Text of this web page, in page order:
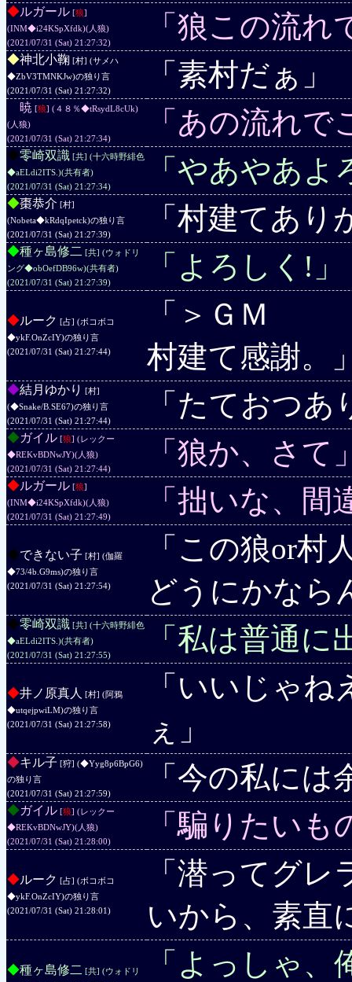
◆ルガール [狼]
(INM◆i24KSpXfdk)(人狼)
(2021/07/31 (Sat) 21:27:32)
「狼この流
◆神北小鞠 [村] (サメハ
◆ZbV3TMNKJw)の独り言
(2021/07/31 (Sat) 21:27:32)
「素村だぁ」
暁 [狼] (４８％◆tRsydL8cUk)
(人狼)
(2021/07/31 (Sat) 21:27:34)
「あの流れで
◆零崎双識 [共] (十六時野緋色
◆aELdi2ITS.)(共有者)
(2021/07/31 (Sat) 21:27:34)
「やあやあ
◆棗恭介 [村]
(Nobeta◆kRdqIpetck)の独り言
(2021/07/31 (Sat) 21:27:39)
「村建てあ
◆種ヶ島修二 [共] (ウォドリ
ング◆obOefDB96w)(共有者)
(2021/07/31 (Sat) 21:27:39)
「よろしく!」
◆ルーク [占] (ボコボコ
◆ykF.OnZcIY)の独り言
(2021/07/31 (Sat) 21:27:44)
「＞ＧＭ
村建て感謝。
◆結月ゆかり
[村]
(◆Snake/B.SE67)の独り言
(2021/07/31 (Sat) 21:27:44)
「たておつあ
◆ガイル [狼] (レックー
◆REKvBDNwJY)(人狼)
(2021/07/31 (Sat) 21:27:44)
「狼か、さて
◆ルガール [狼]
(INM◆i24KSpXfdk)(人狼)
(2021/07/31 (Sat) 21:27:49)
「拙いな、
◆できない子 [村] (伽羅
◆73/4b.G9ms)の独り言
(2021/07/31 (Sat) 21:27:54)
「この狼or村
どうにかなら
◆零崎双識 [共] (十六時野緋色
◆aELdi2ITS.)(共有者)
(2021/07/31 (Sat) 21:27:55)
「私は普通に
◆井ノ原真人
[村] (阿鴉
◆utqejpwiLM)の独り言
(2021/07/31 (Sat) 21:27:58)
「いいじゃ
ぇ」
◆キル子 [狩] (◆Yyg8p6BpG6)
の独り言
(2021/07/31 (Sat) 21:27:59)
「今の私に
◆ガイル [狼] (レックー
◆REKvBDNwJY)(人狼)
(2021/07/31 (Sat) 21:28:00)
「騙りたい
◆ルーク [占] (ボコボコ
◆ykF.OnZcIY)の独り言
(2021/07/31 (Sat) 21:28:01)
「潜ってグ
いから、素直
◆種ヶ島修二 [共] (ウォドリ
「よっしゃ